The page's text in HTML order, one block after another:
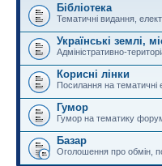
Бібліотека
Тематичні видання,
Українські землі,
Адміністративно-
Корисні лінки
Посилання на тематичні
Гумор
Гумор на тематику
Базар
Оголошення про обмін,